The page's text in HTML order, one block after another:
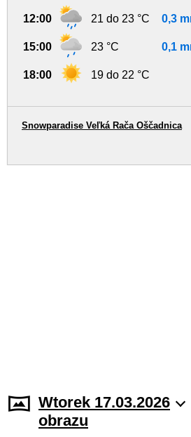
12:00 21 do 23 °C 0,3
15:00 23 °C 0,1
18:00 19 do 22 °C
Snowparadise Veľká Rača Oščadnica
Wtorek 17.03.2026
obrazu